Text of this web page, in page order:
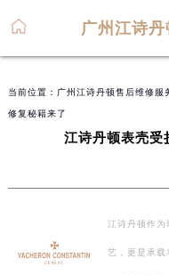
广州江诗
当前位置： 广州江诗丹顿售后维修服
修复秘籍来了
江诗丹顿表壳受
江诗丹顿作为
艺，更是承载